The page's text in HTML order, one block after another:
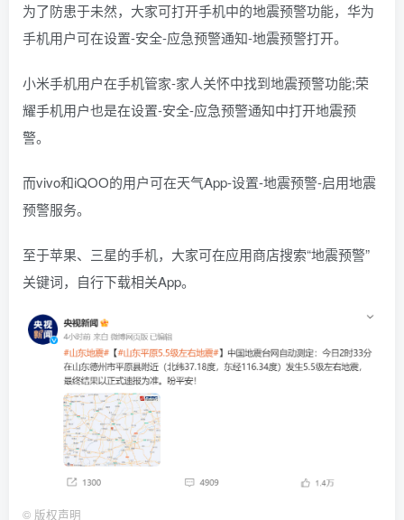
为了防患于未然，大家可打开手机中的地震预警功能，华为
手机用户可在设置-安全-应急预警通知-地震预警打开。
小米手机用户在手机管家-家人关怀中找到地震预警功能;荣
耀手机用户也是在设置-安全-应急预警通知中打开地震预
警。
而vivo和iQOO的用户可在天气App-设置-地震预警-启用地震
预警服务。
至于苹果、三星的手机，大家可在应用商店搜索“地震预警”
关键词，自行下载相关App。
© 版权声明